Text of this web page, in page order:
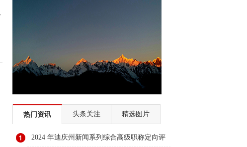
热门资讯 头条关注 精选图片
2024 年迪庆州新闻系列综合高级职称定向评